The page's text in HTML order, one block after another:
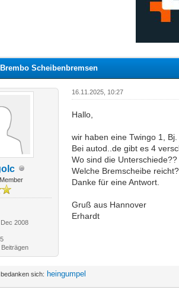
Scheibenbremsen
2008
16.11.2025, 10:27
Hallo,
wir haben eine Twingo 1,
Bei autod..de gibt es 4
Wo sind die Unterschiede??
Welche Bremscheibe
Danke für eine Antwort.
Gruß aus Hannover
Erhardt
sich: heingumpel